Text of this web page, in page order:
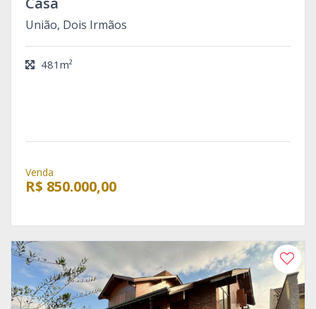
União, Dois Irmãos
481m²
Venda
R$ 850.000,00